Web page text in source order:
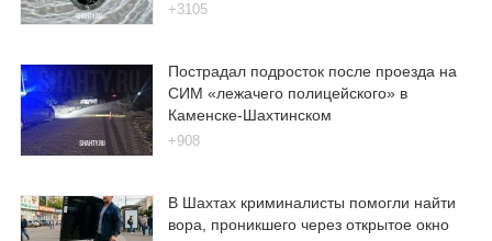
+3105
Пострадал подросток после проезда на
СИМ «лежачего полицейского» в
Каменске-Шахтинском
+908
В Шахтах криминалисты помогли найти
вора, проникшего через открытое окно